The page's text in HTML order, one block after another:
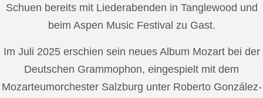
Schuen bereits mit Liederabenden in Tanglewood und
beim Aspen Music Festival zu Gast.
Im Juli 2025 erschien sein neues Album Mozart bei der
Deutschen Grammophon, eingespielt mit dem
Mozarteumorchester Salzburg unter Roberto González-